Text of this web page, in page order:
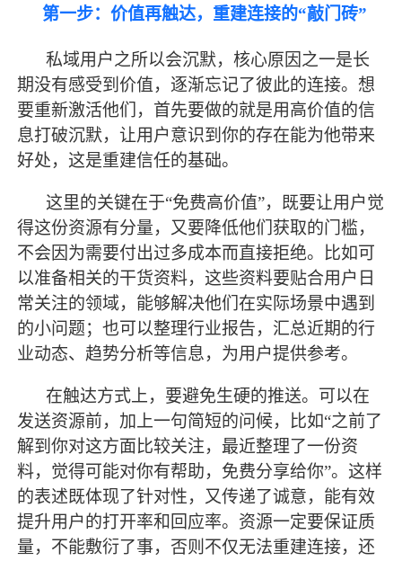
第一步：价值再触达，重建连接的“敲门砖”
私域用户之所以会沉默，核心原因之一是长
期没有感受到价值，逐渐忘记了彼此的连接。想
要重新激活他们，首先要做的就是用高价值的信
息打破沉默，让用户意识到你的存在能为他带来
好处，这是重建信任的基础。
这里的关键在于“免费高价值”，既要让用户觉
得这份资源有分量，又要降低他们获取的门槛，
不会因为需要付出过多成本而直接拒绝。比如可
以准备相关的干货资料，这些资料要贴合用户日
常关注的领域，能够解决他们在实际场景中遇到
的小问题；也可以整理行业报告，汇总近期的行
业动态、趋势分析等信息，为用户提供参考。
在触达方式上，要避免生硬的推送。可以在
发送资源前，加上一句简短的问候，比如“之前了
解到你对这方面比较关注， 最近整理了一份资
料，觉得可能对你有帮助，免费分享给你”。这样
的表述既体现了针对性，又传递了诚意，能有效
提升用户的打开率和回应率。资源一定要保证质
量，不能敷衍了事，否则不仅无法重建连接，还